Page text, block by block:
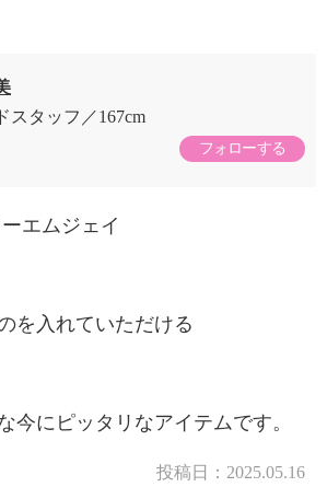
スタッフ
167cm
フォローする
エムジェイ
を入れていただける
今にピッタリなアイテムです。
投稿日： 2025.05.16